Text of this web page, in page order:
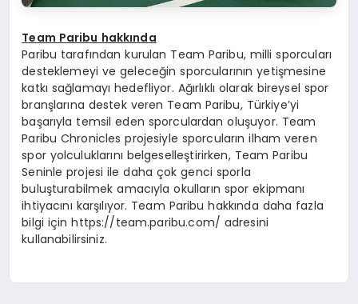
Team Paribu hakkında
Paribu tarafından kurulan Team Paribu, milli sporcuları
desteklemeyi ve geleceğin sporcularının yetişmesine
katkı sağlamayı hedefliyor. Ağırlıklı olarak bireysel spor
branşlarına destek veren Team Paribu, Türkiye’yi
başarıyla temsil eden sporculardan oluşuyor. Team
Paribu Chronicles projesiyle sporcuların ilham veren
spor yolculuklarını belgeselleştirirken, Team Paribu
Seninle projesi ile daha çok genci sporla
buluşturabilmek amacıyla okulların spor ekipmanı
ihtiyacını karşılıyor. Team Paribu hakkında daha fazla
bilgi için https://team.paribu.com/ adresini
kullanabilirsiniz.